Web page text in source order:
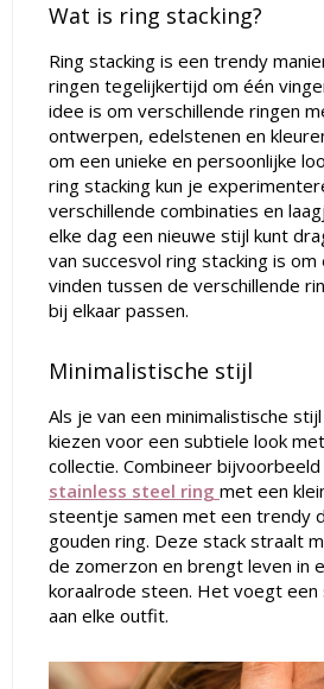
Wat is ring stacking?
Ring stacking is een trendy
ringen tegelijkertijd om één
idee is om verschillende ringen
ontwerpen, edelstenen en
om een unieke en persoonlijke
ring stacking kun je
verschillende combinaties en
elke dag een nieuwe stijl kunt
van succesvol ring stacking is om
vinden tussen de verschillende
bij elkaar passen.
Minimalistische stijl
Als je van een minimalistische
kiezen voor een subtiele look
collectie. Combineer
stainless steel ring met een
steentje samen met een trendy
gouden ring. Deze stack straalt
de zomerzon en brengt leven in
koraalrode steen. Het voegt
aan elke outfit.